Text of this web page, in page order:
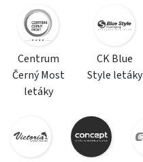
Centrum
Černý Most
letáky
CK Blue
Style letáky